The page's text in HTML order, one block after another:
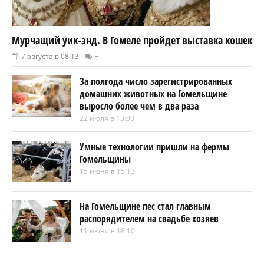
Мурчащий уик-энд. В Гомеле пройдет выставка кошек
7 августа в 08:13 +
За полгода число зарегистрированных
домашних животных на Гомельщине
выросло более чем в два раза
22 июля в 13:00
Умные технологии пришли на фермы
Гомельщины
15 июня в 15:13
На Гомельщине пес стал главным
распорядителем на свадьбе хозяев
11 июня в 18:10